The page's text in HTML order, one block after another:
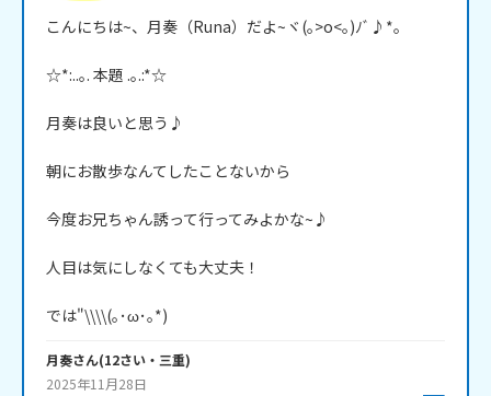
こんにちは~、月奏（Runa）だよ~ヾ(｡>o<｡)ﾉﾞ♪*。
☆*:..｡. 本題 .｡.:*☆
月奏は良いと思う♪
朝にお散歩なんてしたことないから
今度お兄ちゃん誘って行ってみよかな~♪
人目は気にしなくても大丈夫！
では"\\\\(｡･ω･｡*)
月奏さん(12さい・ 三重)
2025年11月28日